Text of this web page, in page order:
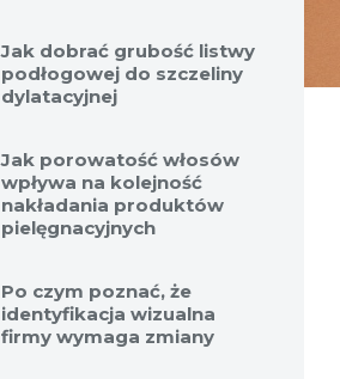
Jak dobrać grubość listwy
podłogowej do szczeliny
dylatacyjnej
Jak porowatość włosów
wpływa na kolejność
nakładania produktów
pielęgnacyjnych
Po czym poznać, że
identyfikacja wizualna
firmy wymaga zmiany